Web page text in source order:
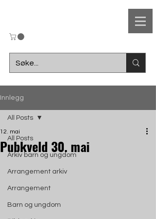
Fr
Innlegg
All Posts
Arkiv barn og ungdom
Arrangement arkiv
Arrangement
Barn og ungdom
All Posts
Pubkveld 30. mai
12. mai